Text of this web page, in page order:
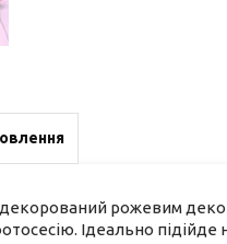
декорований рожевим
Ідеально підійде